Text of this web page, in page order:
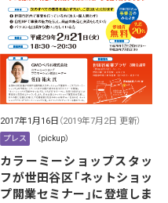
2017年1月16日 （2019年7月2日 更新）
プレス （pickup）
カラーミーショップスタッ
フが世田谷区「ネットショッ
プ開業セミナー」に登壇しま